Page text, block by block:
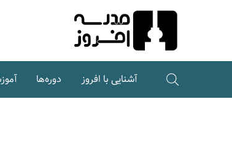
آشنایی با افروز دوره‌ها